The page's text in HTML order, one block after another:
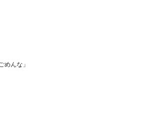
んな」